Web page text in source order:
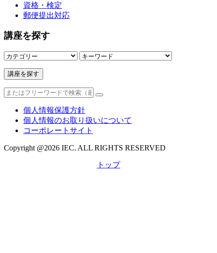
資格・検定
郵便提出対応
講座を探す
講座を探す
個人情報保護方針
個人情報のお取り扱いについて
コーポレートサイト
Copyright @2026 IEC. ALL RIGHTS RESERVED
トップ